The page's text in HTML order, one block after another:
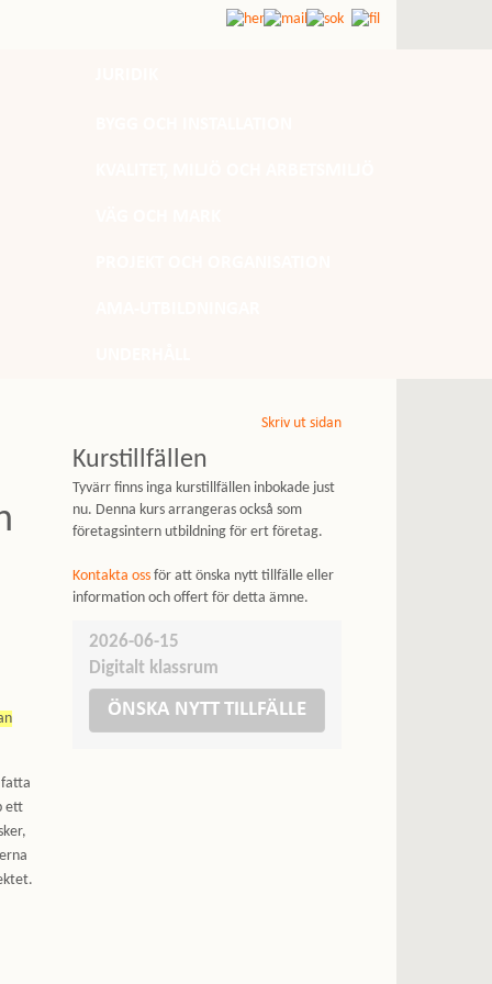
Skriv ut sidan
ett
Kurstillfällen
Tyvärr finns inga kurstillfällen inbokade just
nu. Denna kurs arrangeras också som
företagsintern utbildning för ert företag.
Kontakta oss för att önska nytt tillfälle eller
information och offert för detta ämne.
2026-06-15
Digitalt klassrum
ÖNSKA NYTT TILLFÄLLE